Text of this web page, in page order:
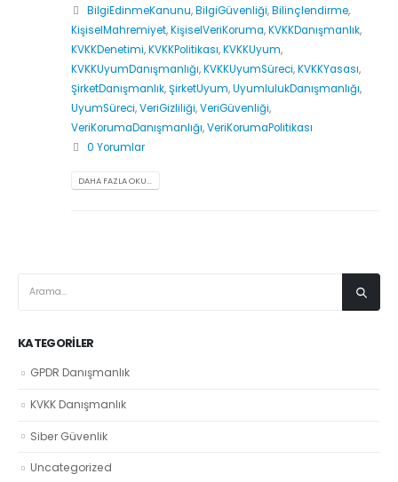
BilgiEdinmeKanunu,BilgiGüvenliği,Bilinçlendirme,
KişiselMahremiyet,KişiselVeriKoruma,KVKKDanışmanlık,
KVKKDenetimi,KVKKPolitikası,KVKKUyum,
KVKKUyumDanışmanlığı,KVKKUyumSüreci,KVKKYasası,
ŞirketDanışmanlık,ŞirketUyum,UyumlulukDanışmanlığı,
UyumSüreci,VeriGizliliği,VeriGüvenliği,
VeriKorumaDanışmanlığı,VeriKorumaPolitikası
0 Yorumlar
DAHA FAZLA OKU...
KATEGORILER
GPDR Danışmanlık
KVKK Danışmanlık
Siber Güvenlik
Uncategorized